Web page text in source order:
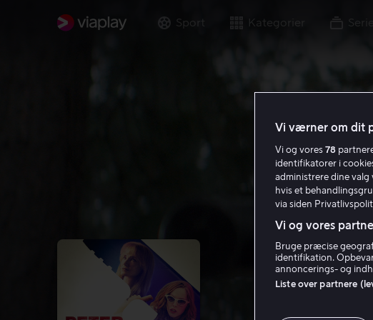
Sport Kategorier Serier
Vi værner om dit
Vi og vores 78
identifikatorer i
administrere dine valg
hvis et
via siden
Vi og vores
Bruge præcise
identifikation.
annoncerings- og
Liste over partnere